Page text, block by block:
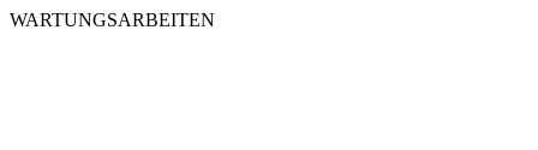
WARTUNGSARBEITEN